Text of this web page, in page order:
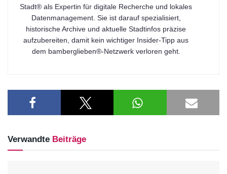
Stadt® als Expertin für digitale Recherche und lokales
Datenmanagement. Sie ist darauf spezialisiert,
historische Archive und aktuelle Stadtinfos präzise
aufzubereiten, damit kein wichtiger Insider-Tipp aus
dem bamberglieben®-Netzwerk verloren geht.
Verwandte Beiträge